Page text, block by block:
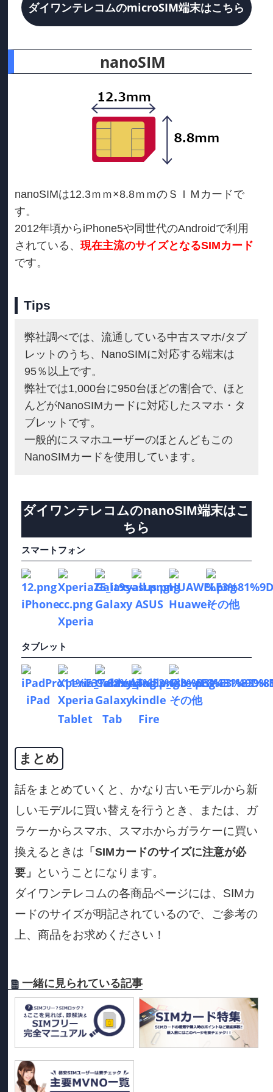
ダイワンテレコムのmicroSIM端末はこちら
nanoSIM
nanoSIMは12.3ｍｍ×8.8ｍｍのＳＩＭカードで
す。
2012年頃からiPhone5や同世代のAndroidで利用
されている、 現在主流のサイズとなるSIMカード
です。
Tips
弊社調べでは、流通している中古スマホ/タブ
レットのうち、NanoSIMに対応する端末は
95％以上です。
弊社では1,000台に950台ほどの割合で、ほと
んどがNanoSIMカードに対応したスマホ・タ
ブレットです。
一般的にスマホユーザーのほとんどもこの
NanoSIMカードを使用しています。
ダイワンテレコムのnanoSIM端末はこ
ちら
スマートフォン
iPhone
Xperia
Galaxy ASUS Huaweiその他
タブレット
iPad Xperia
Tablet
Galaxy
Tab
kindle
Fire
その他
まとめ
話をまとめていくと、かなり古いモデルから新
しいモデルに買い替えを行うとき、または、ガ
ラケーからスマホ、スマホからガラケーに買い
換えるときは 「SIMカードのサイズに注意が必
要」
ということになります。
ダイワンテレコムの各商品ページには、SIMカ
ードのサイズが明記されているので、ご参考の
上、商品をお求めください！
一緒に見られている記事